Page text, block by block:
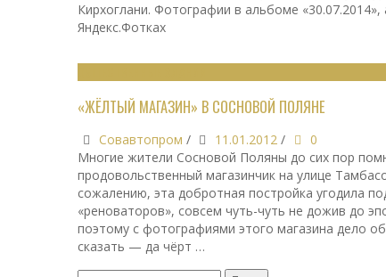
Кирхоглани. Фотографии в альбоме «30.07.2014»,
Яндекс.Фотках
«ЖЁЛТЫЙ МАГАЗИН» В СОСНОВОЙ ПОЛЯНЕ
Совавтопром / 11.01.2012 /
0
Многие жители Сосновой Поляны до сих пор
продовольственный магазинчик на улице
сожалению, эта добротная постройка угодила
«реноваторов», совсем чуть-чуть не дожив до
поэтому с фотографиями этого магазина дело
сказать — да чёрт …